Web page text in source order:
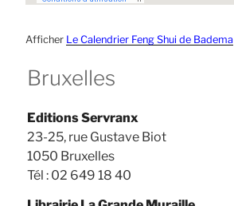
Afficher Le Calendrier Feng Shui de Badema
Bruxelles
Editions Servranx
23-25, rue Gustave Biot
1050 Bruxelles
Tél : 02 649 18 40